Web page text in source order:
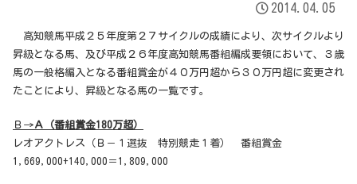
2014.04.05
高知競馬平成２５年度第２７サイクルの成績により、次サイクルより
昇級となる馬、及び平成２６年度高知競馬番組編成要領において、３歳
馬の一般格編入となる番組賞金が４０万円超から３０万円超に変更され
たことにより、昇級となる馬の一覧です。
Ｂ→Ａ（番組賞金180万超）
レオアクトレス（Ｂ－１選抜 特別競走１着） 番組賞金
1,669,000+140,000＝1,809,000